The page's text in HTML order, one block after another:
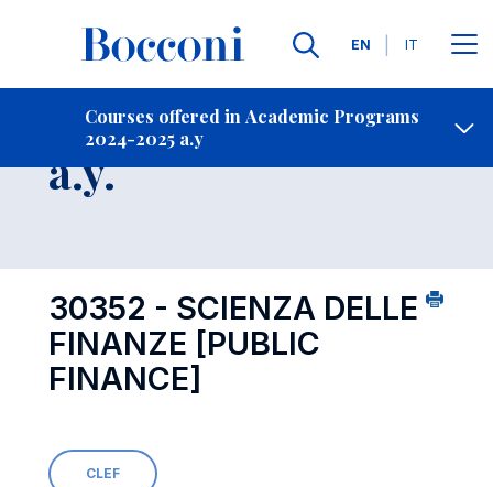
Languages
EN IT
Courses offered in Academic Programs
2024-2025 a.y
Contact Us
Course 2024-2025
a.y.
30352 - SCIENZA DELLE
FINANZE [PUBLIC
FINANCE]
CLEF